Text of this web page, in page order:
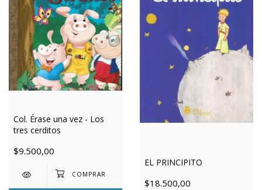
Col. Érase una vez - Los
tres cerditos
$9.500,00
EL PRINCIPITO
$18.500,00